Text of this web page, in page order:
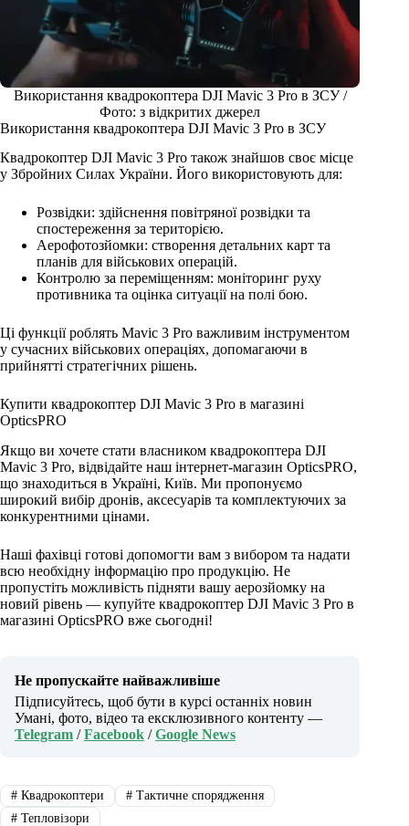
Використання квадрокоптера DJI Mavic 3 Pro в ЗСУ /
Фото: з відкритих джерел
Використання квадрокоптера DJI Mavic 3 Pro в ЗСУ
Квадрокоптер DJI Mavic 3 Pro також знайшов своє місце
у Збройних Силах України. Його використовують для:
Розвідки: здійснення повітряної розвідки та
спостереження за територією.
Аерофотозйомки: створення детальних карт та
планів для військових операцій.
Контролю за переміщенням: моніторинг руху
противника та оцінка ситуації на полі бою.
Ці функції роблять Mavic 3 Pro важливим інструментом
у сучасних військових операціях, допомагаючи в
прийнятті стратегічних рішень.
Купити квадрокоптер DJI Mavic 3 Pro в магазині
OpticsPRO
Якщо ви хочете стати власником квадрокоптера DJI
Mavic 3 Pro, відвідайте наш інтернет-магазин OpticsPRO,
що знаходиться в Україні, Київ. Ми пропонуємо
широкий вибір дронів, аксесуарів та комплектуючих за
конкурентними цінами.
Наші фахівці готові допомогти вам з вибором та надати
всю необхідну інформацію про продукцію. Не
пропустіть можливість підняти вашу аерозйомку на
новий рівень — купуйте квадрокоптер DJI Mavic 3 Pro в
магазині OpticsPRO вже сьогодні!
Не пропускайте найважливіше
Підписуйтесь, щоб бути в курсі останніх новин
Умані, фото, відео та ексклюзивного контенту —
Telegram /Facebook /Google News
#Квадрокоптери #Тактичне спорядження
#Тепловізори